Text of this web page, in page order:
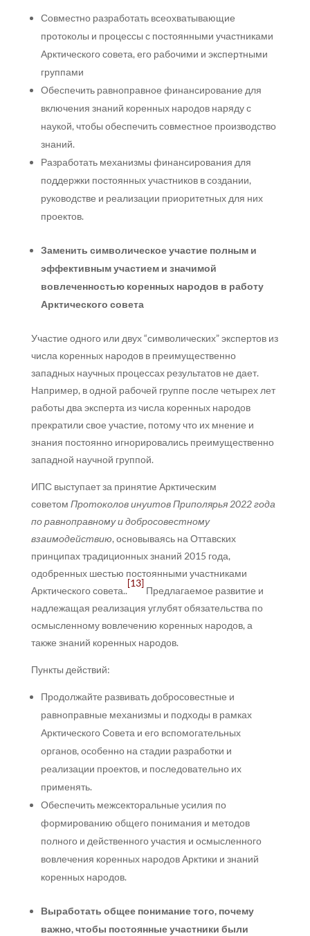
Совместно разработать всеохватывающие
протоколы и процессы с постоянными участниками
Арктического совета, его рабочими и экспертными
группами
Обеспечить равноправное финансирование для
включения знаний коренных народов наряду с
наукой, чтобы обеспечить совместное производство
знаний.
Разработать механизмы финансирования для
поддержки постоянных участников в создании,
руководстве и реализации приоритетных для них
проектов.
Заменить символическое участие полным и
эффективным участием и значимой
вовлеченностью коренных народов в работу
Арктического совета
Участие одного или двух “символических” экспертов из
числа коренных народов в преимущественно
западных научных процессах результатов не дает.
Например, в одной рабочей группе после четырех лет
работы два эксперта из числа коренных народов
прекратили свое участие, потому что их мнение и
знания постоянно игнорировались преимущественно
западной научной группой.
ИПС выступает за принятие Арктическим
советом Протоколов инуитов Приполярья 2022 года
по равноправному и добросовестному
взаимодействию, основываясь на Оттавских
принципах традиционных знаний 2015 года,
одобренных шестью постоянными участниками
Арктического совета..
[13]
Предлагаемое развитие и
надлежащая реализация углубят обязательства по
осмысленному вовлечению коренных народов, а
также знаний коренных народов.
Пункты действий:
Продолжайте развивать добросовестные и
равноправные механизмы и подходы в рамках
Арктического Совета и его вспомогательных
органов, особенно на стадии разработки и
реализации проектов, и последовательно их
применять.
Обеспечить межсекторальные усилия по
формированию общего понимания и методов
полного и действенного участия и осмысленного
вовлечения коренных народов Арктики и знаний
коренных народов.
Выработать общее понимание того, почему
важно, чтобы постоянные участники были